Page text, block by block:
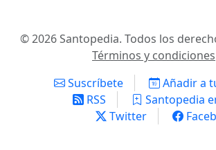
© 2026 Santopedia. Todos los
Términos y condiciones
Suscríbete
Añadir a
RSS
Santopedia
Twitter